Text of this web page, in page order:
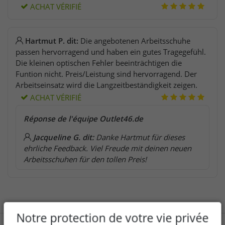
ACHAT VÉRIFIÉ
Hartmut P. dit: Die angebotenen Arbeitsschuhe
passen hervorragend und haben ein gutes Tragegefühl.
Die kleinen optischen Fehler beeinträchtigen die
Funtion nicht. Preis/Leistung sind hervorragend. Der
Arbeitseinsatz wird die Langzeitbeständigkeit zeigen.
ACHAT VÉRIFIÉ
Réponse de l'équipe Outlet46.de
Jacqueline G. dit: Danke Hartmut für dieses
ehrliche Feedback. Viel Freude mit deinen neuen
Arbeitsschuhen für den tollen Preis!
Notre protection de votre vie privée